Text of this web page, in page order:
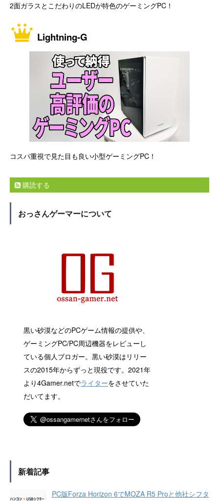
2面ガラスとこだわりのLEDが特色のゲーミングPC！
Lightning-G
コスパ重視で見た目も良い小型ゲーミングPC！
購読する
おっさんゲーマーについて
黒い砂漠などのPCゲーム情報の提供や、
ゲーミングPC/PC周辺機器をレビューし
ている個人ブロガー。黒い砂漠はリリー
スの2015年からずっと現役です。2021年
より4Gamer.netでライターをさせていた
だいてます。
新着記事
PC版Forza Horizon 6でMOZA R5 Proと他社シフタ